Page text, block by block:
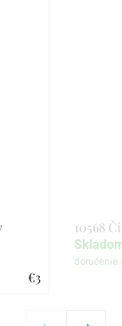
€3
10568